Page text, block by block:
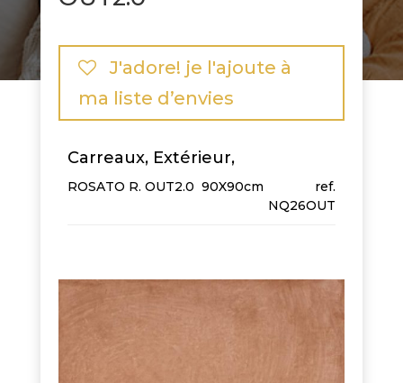
J'adore! je l'ajoute à
ma liste d’envies
Carreaux, Extérieur,
ROSATO R. OUT2.0 90X90cm
NQ26OUT